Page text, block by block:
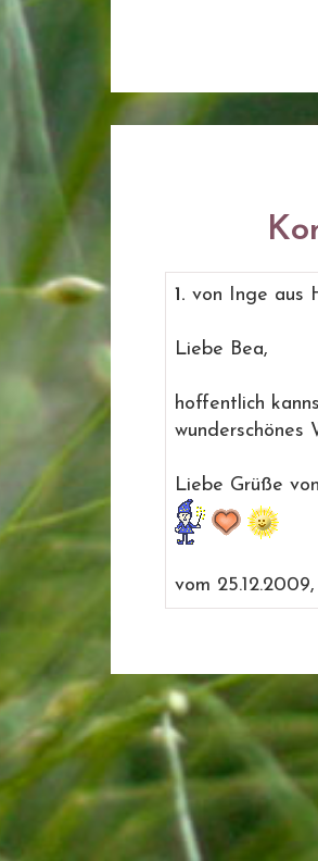
1. von Inge aus
Liebe Bea,
hoffentlich
wunderschönes
Liebe Grüße
vom 25.12.2009,